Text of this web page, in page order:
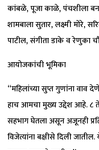
कांबळे, पूजा काळे, पंचशीला
शामबाला सुतार, लक्ष्मी मोरे,
पाटील, संगीता डाके व रेणुका
आयोजकांची भूमिका
“महिलांच्या सुप्त गुणांना
हाच आमचा मुख्य उद्देश आहे. ८
सहभाग घेतला असून अजूनही
विजेत्यांना बक्षीसे दिली